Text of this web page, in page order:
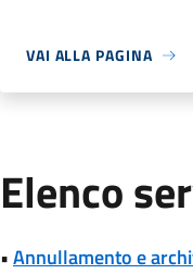
VAI ALLA PAGINA
Elenco
•Annullamento e